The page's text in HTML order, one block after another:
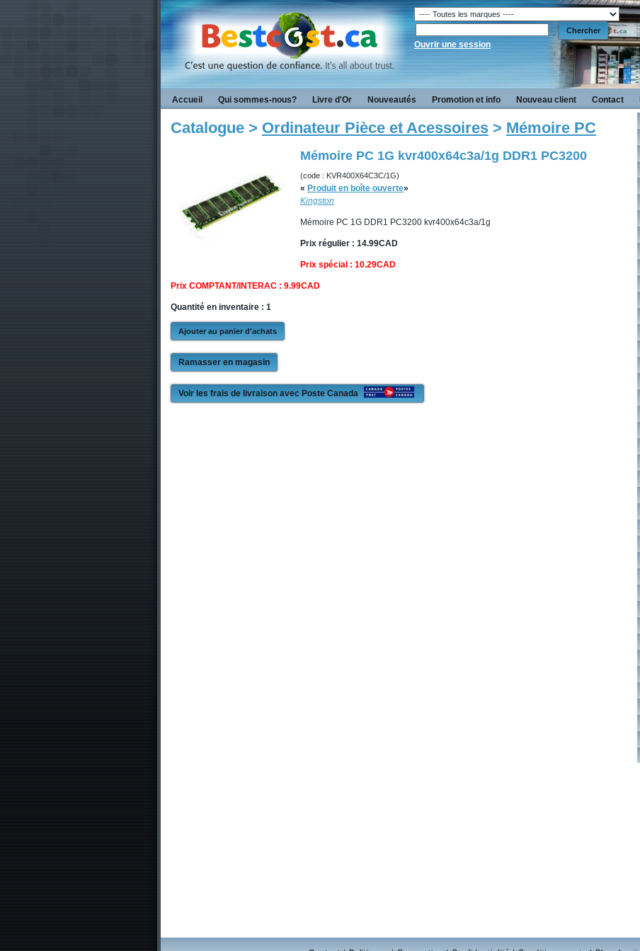
Ouvrir une session
Accueil Qui sommes-nous? Livre d'Or Nouveautés Promotion et info Nouveau client Contact
Catalogue > Ordinateur Pièce et Acessoires > Mémoire PC
Mémoire PC 1G kvr400x64c3a/1g DDR1 PC3200
(code : KVR400X64C3C/1G)
« Produit en boîte ouverte»
Kingston
Mémoire PC 1G DDR1 PC3200 kvr400x64c3a/1g
Prix régulier : 14.99CAD
Prix spécial : 10.29CAD
Prix COMPTANT/INTERAC : 9.99CAD
Quantité en inventaire : 1
Ramasser en magasin
Voir les frais de livraison avec Poste Canada